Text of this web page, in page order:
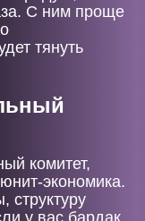
С ним проще
тянуть
комитет,
экономика.
структуру
у вас бардак